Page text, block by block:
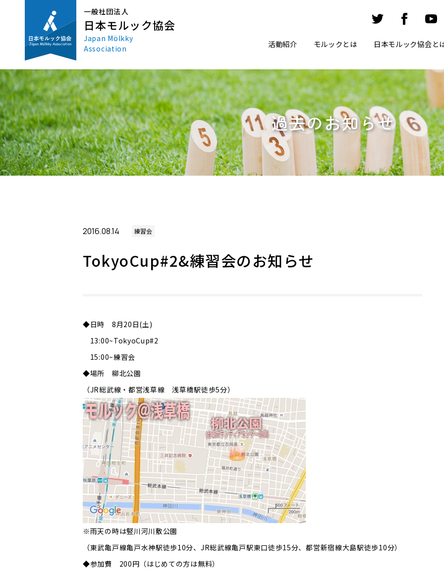
一般社団法人
日本モルック協会
Japan Mölkky
Association
活動紹介 モルックとは 日本モルック協会と
過去のお知らせ
2016.08.14 練習会
TokyoCup#2&練習会のお知らせ
◆日時 8月20日(土)
13:00~TokyoCup#2
15:00~練習会
◆場所 柳北公園
（JR総武線・都営浅草線 浅草橋駅徒歩5分）
※雨天の時は竪川河川敷公園
（東武亀戸線亀戸水神駅徒歩10分、JR総武線亀戸駅東口徒歩15分、都営新宿線大島駅徒歩10分）
◆参加費 200円（はじめての方は無料）